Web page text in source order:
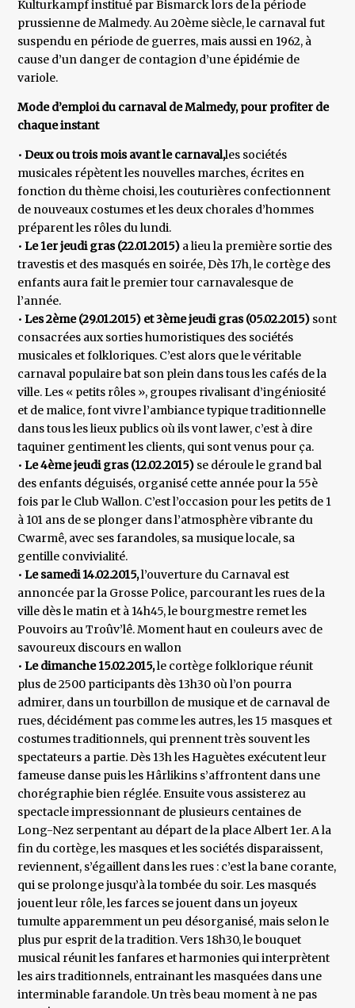
Kulturkampf institué par Bismarck lors de la période
prussienne de Malmedy. Au 20ème siècle, le carnaval fut
suspendu en période de guerres, mais aussi en 1962, à
cause d’un danger de contagion d’une épidémie de
variole.
Mode d’emploi du carnaval de Malmedy, pour profiter de
chaque instant
•Deux ou trois mois avant le carnaval,les sociétés
musicales répètent les nouvelles marches, écrites en
fonction du thème choisi, les couturières confectionnent
de nouveaux costumes et les deux chorales d’hommes
préparent les rôles du lundi.
•Le 1er jeudi gras (22.01.2015) a lieu la première sortie des
travestis et des masqués en soirée, Dès 17h, le cortège des
enfants aura fait le premier tour carnavalesque de
l’année.
•Les 2ème (29.01.2015) et 3ème jeudi gras (05.02.2015) sont
consacrées aux sorties humoristiques des sociétés
musicales et folkloriques. C’est alors que le véritable
carnaval populaire bat son plein dans tous les cafés de la
ville. Les « petits rôles », groupes rivalisant d’ingéniosité
et de malice, font vivre l’ambiance typique traditionnelle
dans tous les lieux publics où ils vont lawer, c’est à dire
taquiner gentiment les clients, qui sont venus pour ça.
•Le 4ème jeudi gras (12.02.2015) se déroule le grand bal
des enfants déguisés, organisé cette année pour la 55è
fois par le Club Wallon. C’est l’occasion pour les petits de 1
à 101 ans de se plonger dans l’atmosphère vibrante du
Cwarmê, avec ses farandoles, sa musique locale, sa
gentille convivialité.
•Le samedi 14.02.2015,l’ouverture du Carnaval est
annoncée par la Grosse Police, parcourant les rues de la
ville dès le matin et à 14h45, le bourgmestre remet les
Pouvoirs au Troûv’lê. Moment haut en couleurs avec de
savoureux discours en wallon
•Le dimanche 15.02.2015,le cortège folklorique réunit
plus de 2500 participants dès 13h30 où l’on pourra
admirer, dans un tourbillon de musique et de carnaval de
rues, décidément pas comme les autres, les 15 masques et
costumes traditionnels, qui prennent très souvent les
spectateurs a partie. Dès 13h les Haguètes exécutent leur
fameuse danse puis les Hârlikins s’affrontent dans une
chorégraphie bien réglée. Ensuite vous assisterez au
spectacle impressionnant de plusieurs centaines de
Long-Nez serpentant au départ de la place Albert 1er. A la
fin du cortège, les masques et les sociétés disparaissent,
reviennent, s’égaillent dans les rues : c’est la bane corante,
qui se prolonge jusqu’à la tombée du soir. Les masqués
jouent leur rôle, les farces se jouent dans un joyeux
tumulte apparemment un peu désorganisé, mais selon le
plus pur esprit de la tradition. Vers 18h30, le bouquet
musical réunit les fanfares et harmonies qui interprètent
les airs traditionnels, entrainant les masquées dans une
interminable farandole. Un très beau moment à ne pas